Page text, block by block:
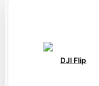
DJI Flip